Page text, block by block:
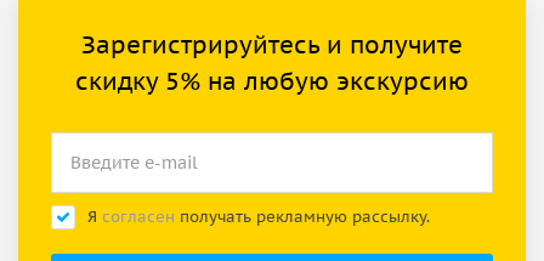
Зарегистрируйтесь и получите
скидку 5% на любую экскурсию
Я согласен получать рекламную рассылку.